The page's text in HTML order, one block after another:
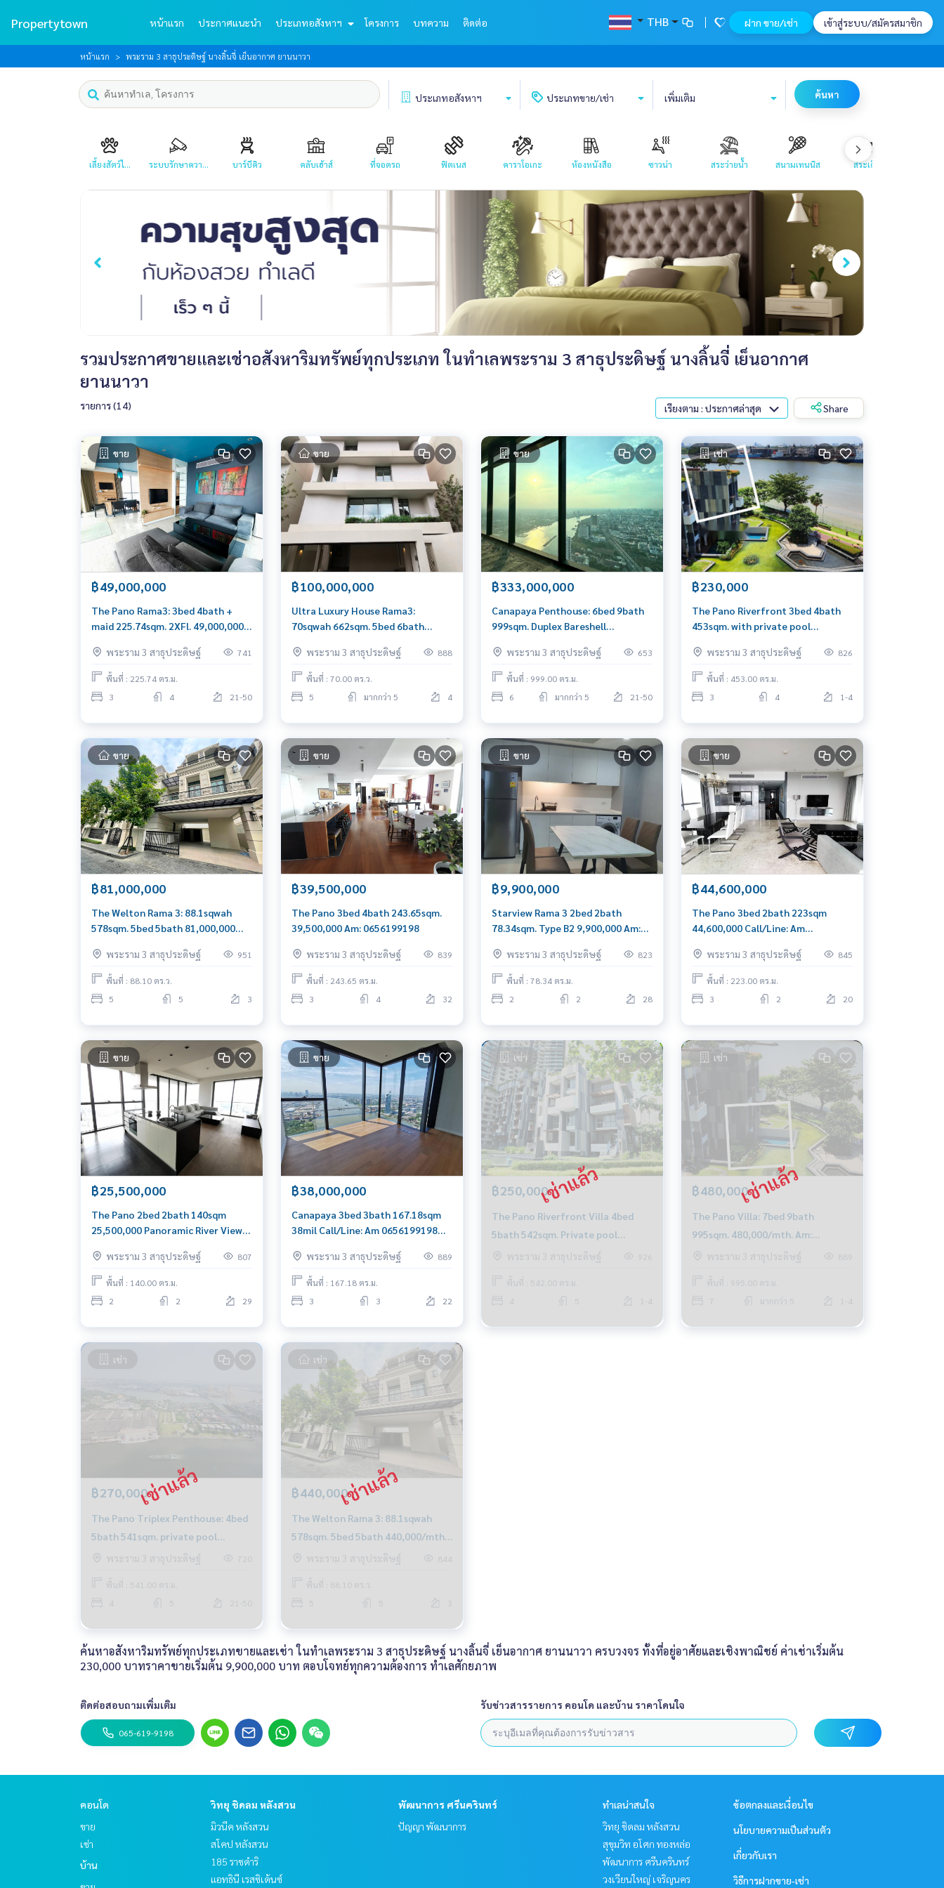
Propertytown หน้าแรก ประกาศแนะนำ ประเภทอสังหาฯ โครงการ บทความ ติดต่อ THB ฝาก ขาย/เช่า เข้าสู่ระบบ/สมัครสมาชิก
หน้าแรก พระราม 3 สาธุประดิษฐ์ นางลิ้นจี่ เย็นอากาศ ยานนาวา
ประเภทอสังหาฯ ประเภทขาย/เช่า เพิ่มเติม ค้นหา
เลี้ยงสัตว์ไ... ระบบรักษาควา... บาร์บีคิว คลับเฮ้าส์ ที่จอดรถ ฟิตเนส คาราโอเกะ ห้องหนังสือ ซาวน่า สระว่ายน้ำ สนามเทนนิส สระเด็ก
รวมประกาศขายและเช่าอสังหาริมทรัพย์ทุกประเภท ในทำเลพระราม 3 สาธุประดิษฐ์ นางลิ้นจี่ เย็นอากาศ
ยานนาวา
รายการ (14) เรียงตาม : ประกาศล่าสุด Share
ขาย
฿49,000,000
The Pano Rama3: 3bed 4bath +
maid 225.74sqm. 2XFl. 49,000,000
พระราม 3 สาธุประดิษฐ์
741
พื้นที่ : 225.74 ตร.ม.
3
4 21-50
ขาย
฿100,000,000
Ultra Luxury House Rama3:
70sqwah 662sqm. 5bed 6bath
พระราม 3 สาธุประดิษฐ์
888
พื้นที่ : 70.00 ตร.ว.
5
มากกว่า 5 4
ขาย
฿333,000,000
Canapaya Penthouse: 6bed 9bath
999sqm. Duplex Bareshell
พระราม 3 สาธุประดิษฐ์
653
พื้นที่ : 999.00 ตร.ม.
6
มากกว่า 5 21-50
เช่า
฿230,000
The Pano Riverfront 3bed 4bath
453sqm. with private pool
พระราม 3 สาธุประดิษฐ์
826
พื้นที่ : 453.00 ตร.ม.
3
4 1-4
ขาย
฿81,000,000
The Welton Rama 3: 88.1sqwah
578sqm. 5bed 5bath 81,000,000
พระราม 3 สาธุประดิษฐ์
951
พื้นที่ : 88.10 ตร.ว.
5
5 3
ขาย
฿39,500,000
The Pano 3bed 4bath 243.65sqm.
39,500,000 Am: 0656199198
พระราม 3 สาธุประดิษฐ์ 839
พื้นที่ : 243.65 ตร.ม.
3
4 32
ขาย
฿9,900,000
Starview Rama 3 2bed 2bath
78.34sqm. Type B2 9,900,000 Am:
พระราม 3 สาธุประดิษฐ์
823
พื้นที่ : 78.34 ตร.ม.
2
2 28
ขาย
฿44,600,000
The Pano 3bed 2bath 223sqm
44,600,000 Call/Line: Am
0849429988
พระราม 3 สาธุประดิษฐ์ 845
พื้นที่ : 223.00 ตร.ม.
3
2 20
ขาย
฿25,500,000
The Pano 2bed 2bath 140sqm
25,500,000 Panoramic River View
0656199198Whatsapp/Wechat:
0849429988
พระราม 3 สาธุประดิษฐ์ 807
พื้นที่ : 140.00 ตร.ม.
2
2 29
ขาย
฿38,000,000
Canapaya 3bed 3bath 167.18sqm
38mil Call/Line: Am 0656199198
พระราม 3 สาธุประดิษฐ์
889
พื้นที่ : 167.18 ตร.ม.
3
3 22
เช่า
฿250,000
The Pano Riverfront Villa 4bed
5bath 542sqm. Private pool
250,000/mth Am: 0656199198
พระราม 3 สาธุประดิษฐ์ 926
พื้นที่ : 542.00 ตร.ม.
4
5 1-4
เช่า
฿480,000
The Pano Villa: 7bed 9bath
995sqm. 480,000/mth. Am:
0656199198
พระราม 3 สาธุประดิษฐ์ 889
พื้นที่ : 995.00 ตร.ม.
7
มากกว่า 5 1-4
เช่า
฿270,000
The Pano Triplex Penthouse: 4bed
5bath 541sqm. private pool
270,000/mth Am: 0656199198
พระราม 3 สาธุประดิษฐ์ 720
พื้นที่ : 541.00 ตร.ม.
4
5 21-50
เช่า
฿440,000
The Welton Rama 3: 88.1sqwah
578sqm. 5bed 5bath 440,000/mth
Am: 0656199198
พระราม 3 สาธุประดิษฐ์ 844
พื้นที่ : 88.10 ตร.ว.
5
5
ค้นหาอสังหาริมทรัพย์ทุกประเภทขายและเช่า ในทำเลพระราม 3 สาธุประดิษฐ์ นางลิ้นจี่ เย็นอากาศ ยานนาวา ครบวงจร ทั้งที่อยู่อาศัยและเชิงพาณิชย์ ค่าเช่าเริ่มต้น
230,000 บาทราคาขายเริ่มต้น 9,900,000 บาท ตอบโจทย์ทุกความต้องการ ทำเลศักยภาพ
ติดต่อสอบถามเพิ่มเติม
065-619-9198
รับข่าวสารรายการ คอนโด และบ้าน ราคาโดนใจ
คอนโด
ขาย
เช่า
บ้าน
วิทยุ ชิดลม หลังสวน
มิวนีค หลังสวน
สโคป หลังสวน
185 ราชดำริ
แอทธินี เรสซิเด้นซ์
พัฒนาการ ศรีนครินทร์
ปัญญา พัฒนาการ
ทำเลน่าสนใจ
วิทยุ ชิดลม หลังสวน
สุขุมวิท อโศก ทองหล่อ
พัฒนาการ ศรีนครินทร์
วงเวียนใหญ่ เจริญนคร
ข้อตกลงและเงื่อนไข
นโยบายความเป็นส่วนตัว
เกี่ยวกับเรา
วิธีการฝากขาย-เช่า